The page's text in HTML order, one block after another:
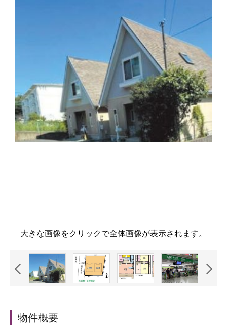
大きな画像をクリックで全体画像が表示されます。
物件概要